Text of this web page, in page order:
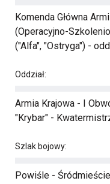
Komenda Główna
(Operacyjno-
("Alfa", "Ostryga") -
Oddział:
Armia Krajowa - I
"Krybar" -
Szlak bojowy:
Powiśle -